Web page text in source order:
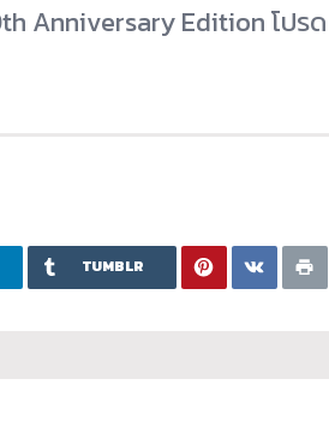
Anniversary Edition โปรด
TUMBLR